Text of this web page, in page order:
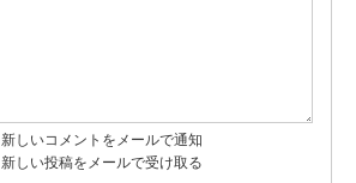
新しいコメントをメールで通知
新しい投稿をメールで受け取る